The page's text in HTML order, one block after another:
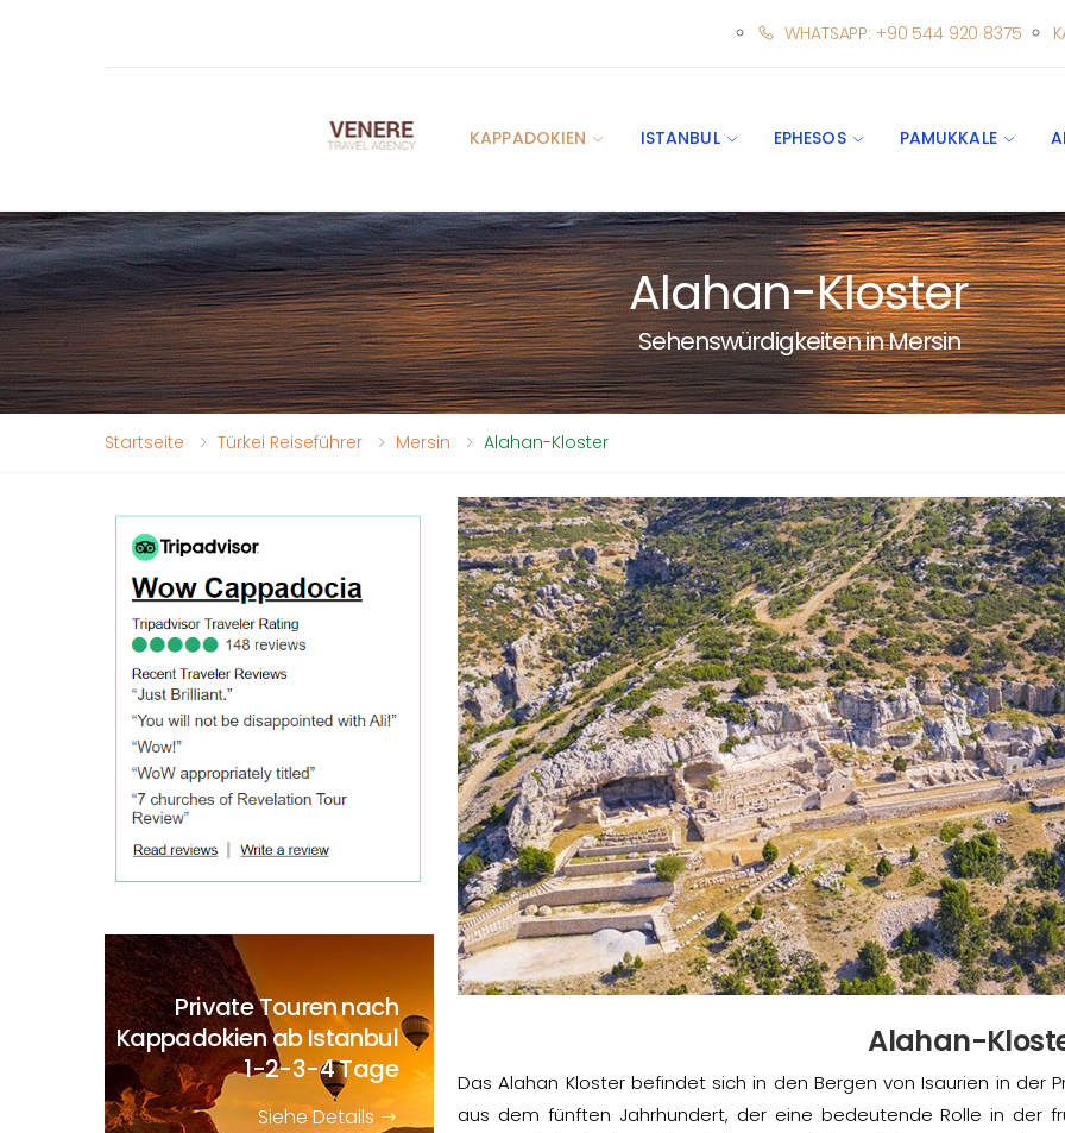
WHATSAPP: +90 544 920 8375
KAPPADOKIEN ISTANBUL EPHESOS PAMUKKALE
Alahan-Kloster
Sehenswürdigkeiten in Mersin
Startseite Türkei Reiseführer Mersin Alahan-Kloster
Alahan-
Das Alahan Kloster befindet sich in den Bergen von Isaurien in der
aus dem fünften Jahrhundert, der eine bedeutende Rolle in der
Private Touren nach
Kappadokien ab Istanbul
1-2-3-4 Tage
Siehe Details